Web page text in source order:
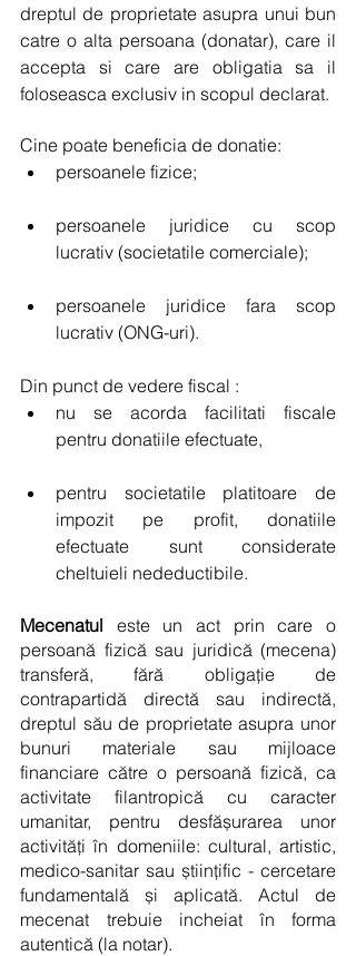
dreptul de proprietate asupra unui bun
catre o alta persoana (donatar), care il
accepta si care are obligatia sa il
foloseasca exclusiv in scopul declarat.
Cine poate beneficia de donatie:
persoanele fizice;
persoanele juridice cu scop
lucrativ (societatile comerciale);
persoanele juridice fara scop
lucrativ (ONG-uri).
Din punct de vedere fiscal :
nu se acorda facilitati fiscale
pentru donatiile efectuate,
pentru societatile platitoare de
impozit pe profit, donatiile
efectuate sunt considerate
cheltuieli nedeductibile.
Mecenatul este un act prin care o
persoană fizică sau juridică (mecena)
transferă, fără obligație de
contrapartidă directă sau indirectă,
dreptul său de proprietate asupra unor
bunuri materiale sau mijloace
financiare către o persoană fizică, ca
activitate filantropică cu caracter
umanitar, pentru desfășurarea unor
activități în domeniile: cultural, artistic,
medico-sanitar sau științific - cercetare
fundamentală și aplicată. Actul de
mecenat trebuie incheiat în forma
autentică (la notar).